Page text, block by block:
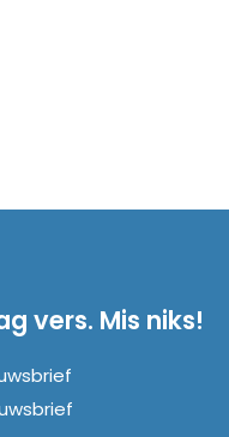
vers. Mis niks!